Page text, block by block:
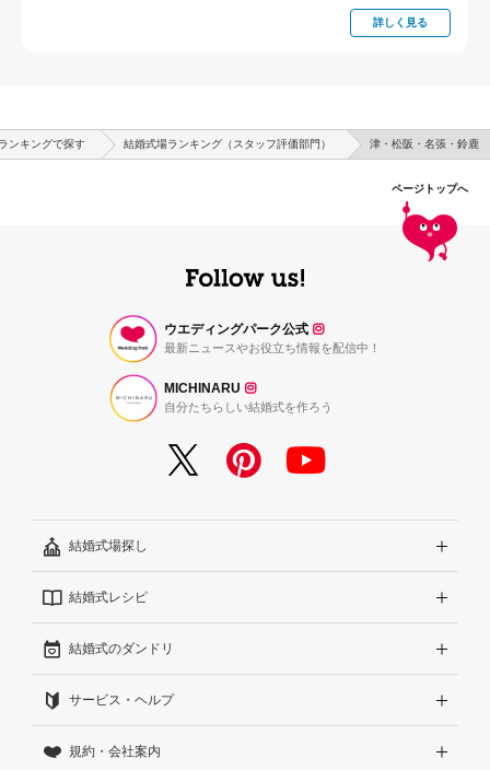
詳しく見る
ンキングで探す 結婚式場ランキング（スタッフ評価部門） 津・松阪・名張・鈴鹿
ページトップへ
ウエディングパーク公式
最新ニュースやお役立ち情報を配信中！
MICHINARU
自分たちらしい結婚式を作ろう
結婚式場探し
エリアから探す
こだわりから探す
雰囲気から探す
見積りから探す
結婚式レシピ
結婚式準備レポート『ハナレポ』
結婚式当日の動画『ムビレポ』
結婚式のダンドリ
結婚準備ガイド
Wedding Park Magazine
サービス・ヘルプ
サイトコンセプト
規約・会社案内